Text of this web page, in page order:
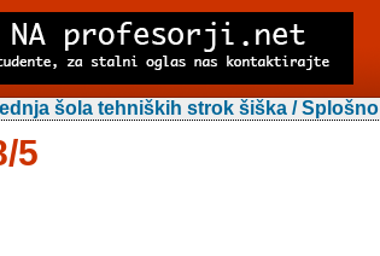
šola tehniških strok šiška / Splošno
5